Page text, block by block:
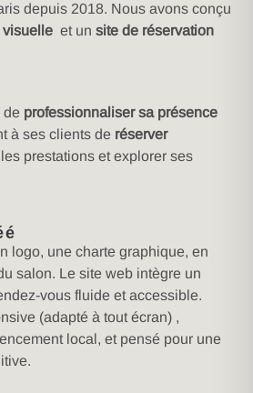
depuis 2018. Nous avons conçu
visuelle et un site de réservation
de professionnaliser sa présence
à ses clients de réserver
prestations et explorer ses
logo, une charte graphique, en
salon. Le site web intègre un
vous fluide et accessible.
(adapté à tout écran) ,
local, et pensé pour une